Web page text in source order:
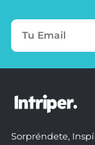
Sorpréndete,